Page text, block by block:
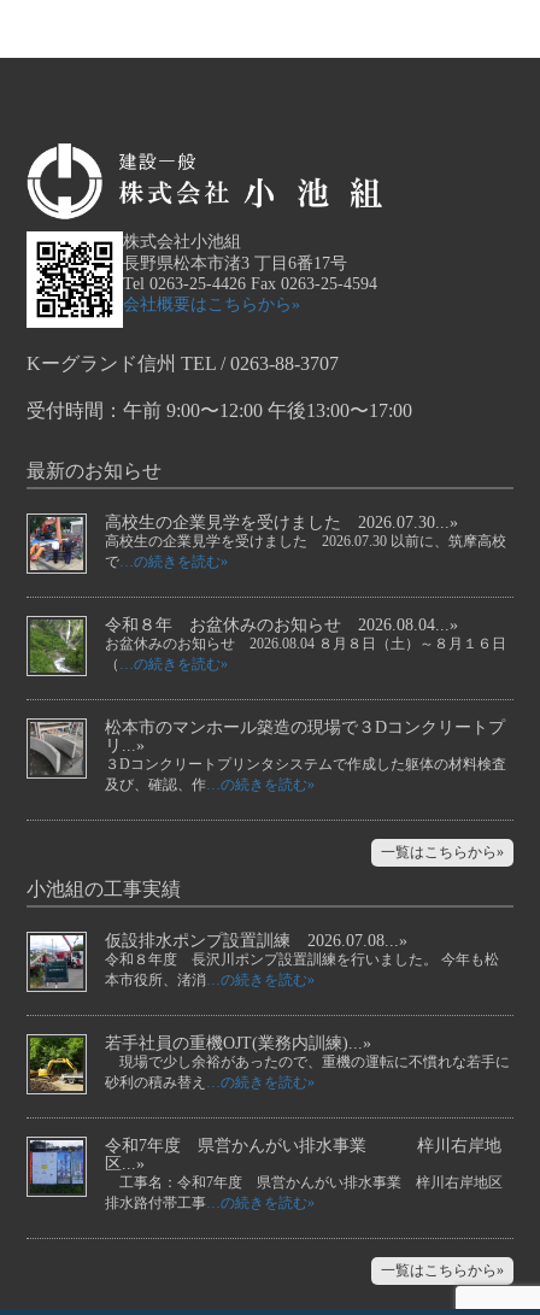
株式会社小池組
長野県松本市渚3 丁目6番17号
Tel 0263-25-4426 Fax 0263-25-4594
会社概要はこちらから»
Kーグランド信州 TEL / 0263-88-3707
受付時間：午前 9:00〜12:00 午後13:00〜17:00
最新のお知らせ
高校生の企業見学を受けました 2026.07.30...»
高校生の企業見学を受けました 2026.07.30 以前に、筑摩高校
で…の続きを読む»
令和８年 お盆休みのお知らせ 2026.08.04...»
お盆休みのお知らせ 2026.08.04 ８月８日（土）～８月１６日
（ …の続きを読む»
松本市のマンホール築造の現場で３Dコンクリートプ
リ...»
３Dコンクリートプリンタシステムで作成した躯体の材料検査
及び、確認、作…の続きを読む»
一覧はこちらから»
小池組の工事実績
仮設排水ポンプ設置訓練 2026.07.08...»
令和８年度 長沢川ポンプ設置訓練を行いました。 今年も松
本市役所、渚消…の続きを読む»
若手社員の重機OJT(業務内訓練)...»
現場で少し余裕があったので、重機の運転に不慣れな若手に
砂利の積み替え …の続きを読む»
令和7年度 県営かんがい排水事業 梓川右岸地
区...»
工事名：令和7年度 県営かんがい排水事業 梓川右岸地区
排水路付帯工事…の続きを読む»
一覧はこちらから»